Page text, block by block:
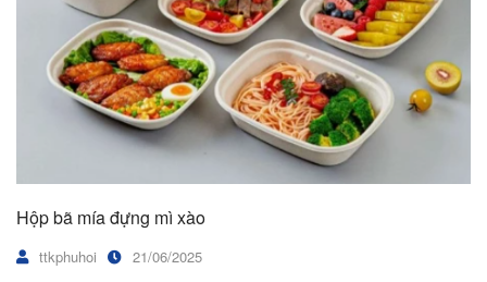
Hộp bã mía đựng mì xào
ttkphuhoi 21/06/2025